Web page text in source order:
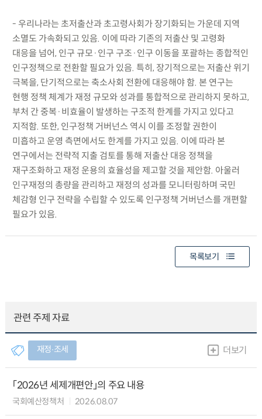
- 우리나라는 초저출산과 초고령사회가 장기화되는 가운데 지역
소멸도 가속화되고 있음. 이에 따라 기존의 저출산 및 고령화
대응을 넘어, 인구 규모·인구 구조·인구 이동을 포괄하는 종합적인
인구정책으로 전환할 필요가 있음. 특히, 장기적으로는 저출산 위기
극복을, 단기적으로는 축소사회 전환에 대응해야 함. 본 연구는
현행 정책 체계가 재정 규모와 성과를 통합적으로 관리하지 못하고,
부처 간 중복·비효율이 발생하는 구조적 한계를 가지고 있다고
지적함. 또한, 인구정책 거버넌스 역시 이를 조정할 권한이
미흡하고 운영 측면에서도 한계를 가지고 있음. 이에 따라 본
연구에서는 전략적 지출 검토를 통해 저출산 대응 정책을
재구조화하고 재정 운용의 효율성을 제고할 것을 제안함. 아울러
인구재정의 총량을 관리하고 재정의 성과를 모니터링하며 국민
체감형 인구 전략을 수립할 수 있도록 인구정책 거버넌스를 개편할
필요가 있음.
목록보기
관련 주제 자료
재정∙조세 더보기
「2026년 세제개편안」의 주요 내용
국회예산정책처 2026.08.07